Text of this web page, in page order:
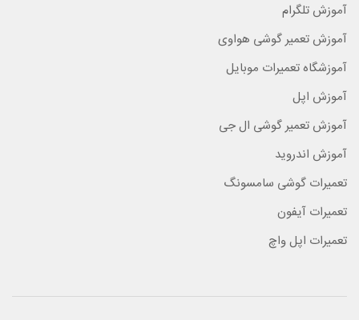
آموزش تلگرام
آموزش تعمیر گوشی هواوی
آموزشگاه تعمیرات موبایل
آموزش اپل
آموزش تعمیر گوشی ال جی
آموزش اندروید
تعمیرات گوشی سامسونگ
تعمیرات آیفون
تعمیرات اپل واچ